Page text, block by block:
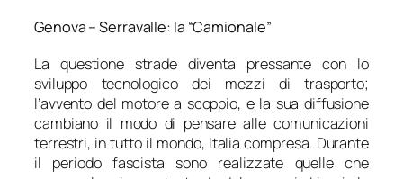
Genova – Serravalle: la “Camionale”
La questione strade diventa pressante con lo
sviluppo tecnologico dei mezzi di trasporto;
l’avvento del motore a scoppio, e la sua diffusione
cambiano il modo di pensare alle comunicazioni
terrestri, in tutto il mondo, Italia compresa. Durante
il periodo fascista sono realizzate quelle che